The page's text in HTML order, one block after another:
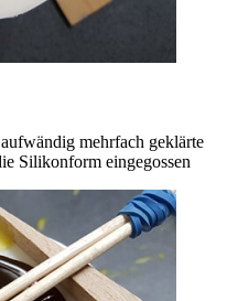
mehrfach geklärte
Silikonform eingegossen